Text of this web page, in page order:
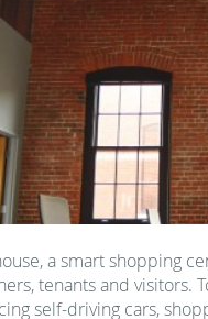
a smart shopping
tenants and visitors.
self-driving cars,